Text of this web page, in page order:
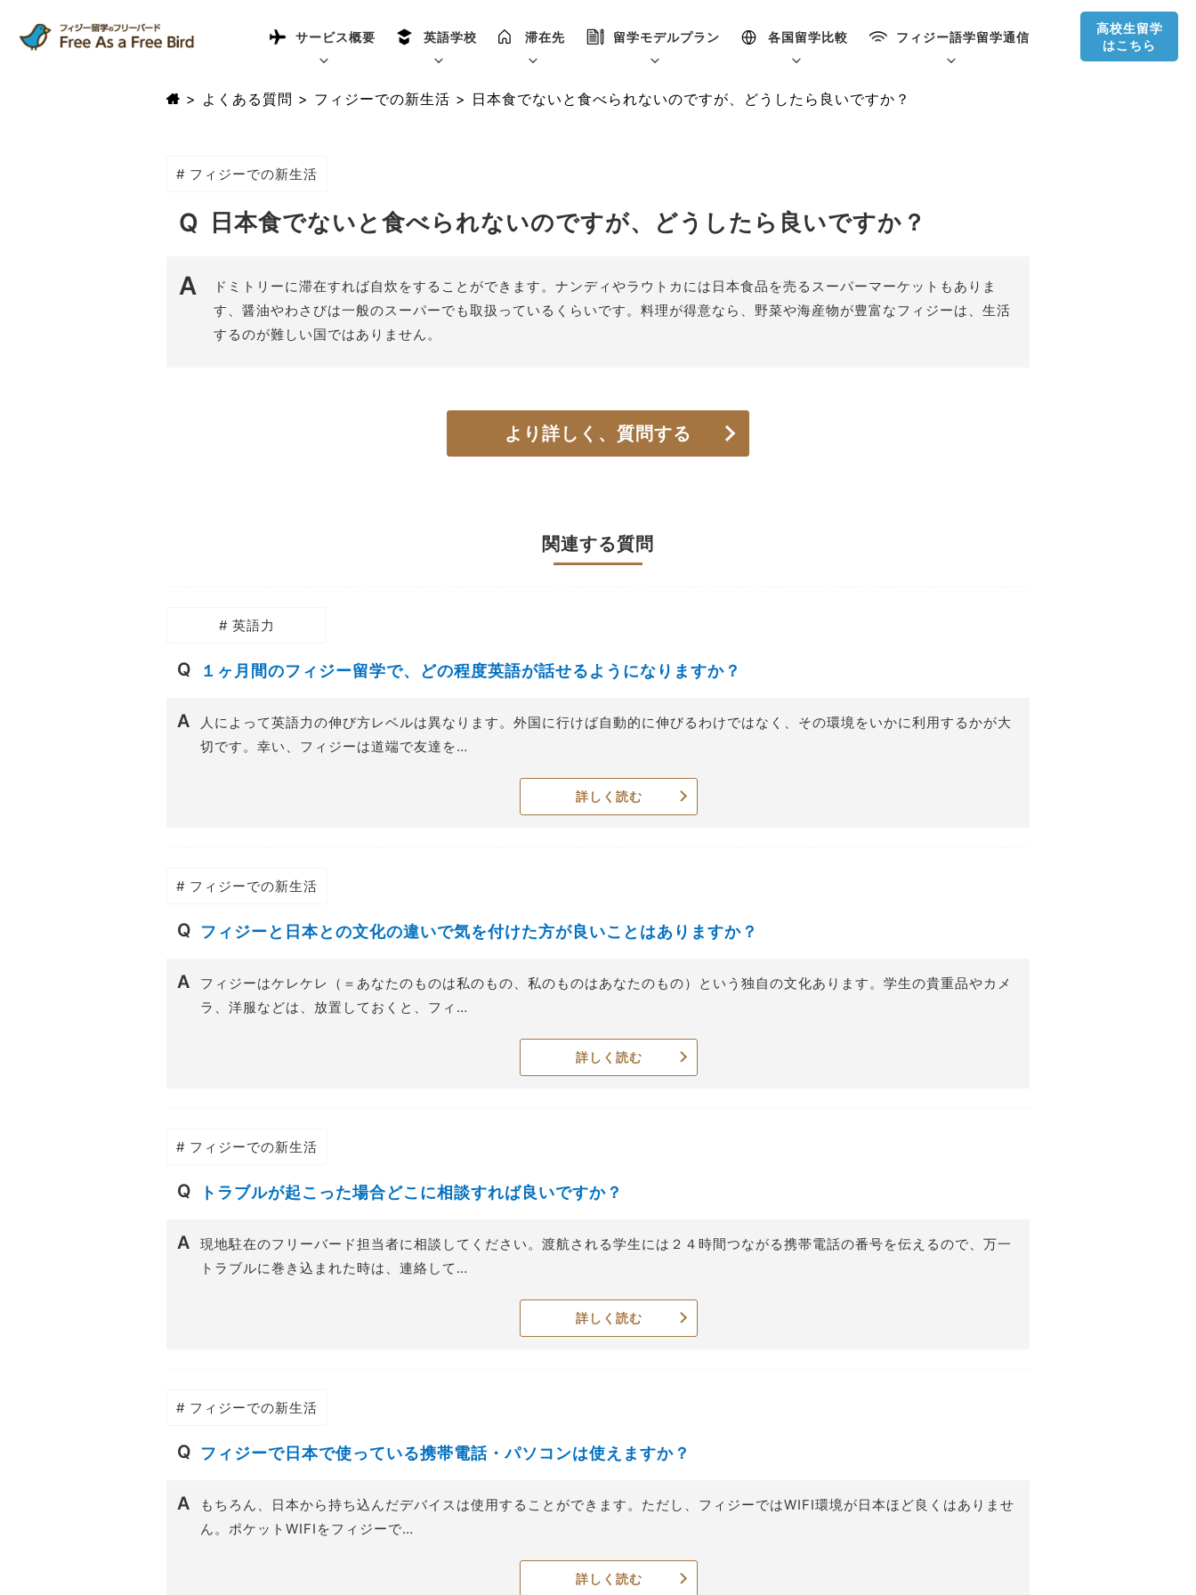
サービス概要 英語学校 滞在先 留学モデルプラン 各国留学比較 フィジー語学留学通信
高校生留学
はこちら
> よくある質問 > フィジーでの新生活 > 日本食でないと食べられないのですが、どうしたら良いですか？
# フィジーでの新生活
日本食でないと食べられないのですが、どうしたら良いですか？
ドミトリーに滞在すれば自炊をすることができます。ナンディやラウトカには日本食品を売るスーパーマーケットもありま
す、醤油やわさびは一般のスーパーでも取扱っているくらいです。料理が得意なら、野菜や海産物が豊富なフィジーは、生活
するのが難しい国ではありません。
より詳しく、質問する
関連する質問
# 英語力
１ヶ月間のフィジー留学で、どの程度英語が話せるようになりますか？
人によって英語力の伸び方レベルは異なります。外国に行けば自動的に伸びるわけではなく、その環境をいかに利用するかが大
切です。幸い、フィジーは道端で友達を…
詳しく読む
# フィジーでの新生活
フィジーと日本との文化の違いで気を付けた方が良いことはありますか？
フィジーはケレケレ（＝あなたのものは私のもの、私のものはあなたのもの）という独自の文化あります。学生の貴重品やカメ
ラ、洋服などは、放置しておくと、フィ…
詳しく読む
# フィジーでの新生活
トラブルが起こった場合どこに相談すれば良いですか？
現地駐在のフリーバード担当者に相談してください。渡航される学生には２４時間つながる携帯電話の番号を伝えるので、万一
トラブルに巻き込まれた時は、連絡して…
詳しく読む
# フィジーでの新生活
フィジーで日本で使っている携帯電話・パソコンは使えますか？
もちろん、日本から持ち込んだデバイスは使用することができます。ただし、フィジーではWIFI環境が日本ほど良くはありませ
ん。ポケットWIFIをフィジーで…
詳しく読む